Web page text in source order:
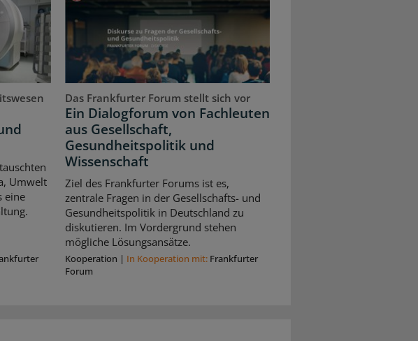
Umwelt
eine
Das Frankfurter Forum stellt sich vor
Ein Dialogforum von Fachleuten
aus Gesellschaft,
Gesundheitspolitik und
Wissenschaft
Ziel des Frankfurter Forums ist es,
zentrale Fragen in der Gesellschafts- und
Gesundheitspolitik in Deutschland zu
diskutieren. Im Vordergrund stehen
mögliche Lösungsansätze.
Kooperation | In Kooperation mit: Frankfurter
Forum